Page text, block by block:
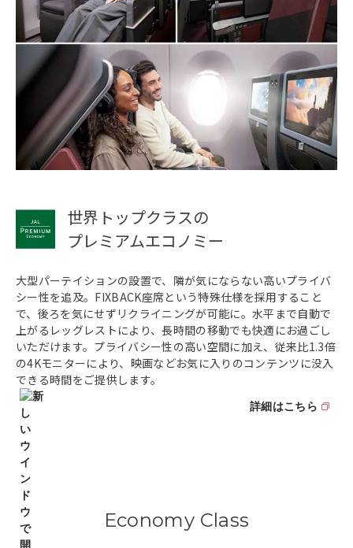
世界トップクラスの
プレミアムエコノミー
大型パーテイションの設置で、隣が気にならない高いプライバ
シー性を追及。FIXBACK座席という特殊仕様を採用すること
で、後ろを気にせずリクライニングが可能に。水平まで自動で
上がるレッグレストにより、長時間の移動でも快適にお過ごし
いただけます。プライバシー性の高い空間に加え、従来比1.3倍
の4Kモニターにより、映画などお気に入りのコンテンツに没入
できる時間をご提供します。
詳細はこちら
Economy Class